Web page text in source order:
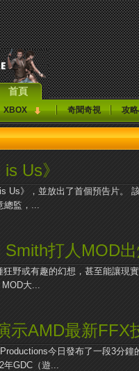
首頁
XBOX 奇聞奇視 攻
Us》
Us》，並放出了首個預告片。
總監，...
Smith打人MOD
野或有趣的幻想，甚至能讓現
MOD大...
示AMD最新FFX
今日發布了一段3分
年GDC（遊...